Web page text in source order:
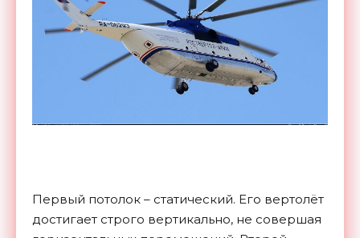
Первый потолок – статический. Его вертолёт
достигает строго вертикально, не совершая